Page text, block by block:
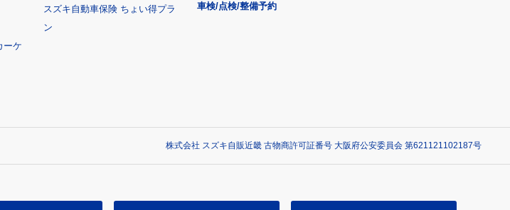
ーケ
スズキ自動車保険 ちょい得プラ
ン
車検/点検/整備予約
株式会社 スズキ自販近畿 古物商許可証番号 大阪府公安委員会 第621121102187号